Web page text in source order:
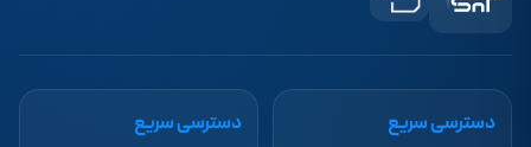
دسترسی سریع دسترسی سریع